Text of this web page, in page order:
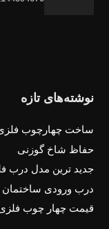
نوشته‌های تازه
ساخت چهارچوب
حفاظ شاخ گوزنی
جدید ترین مدل درب
درب ورودی ساختمان
قیمت چهار چوب